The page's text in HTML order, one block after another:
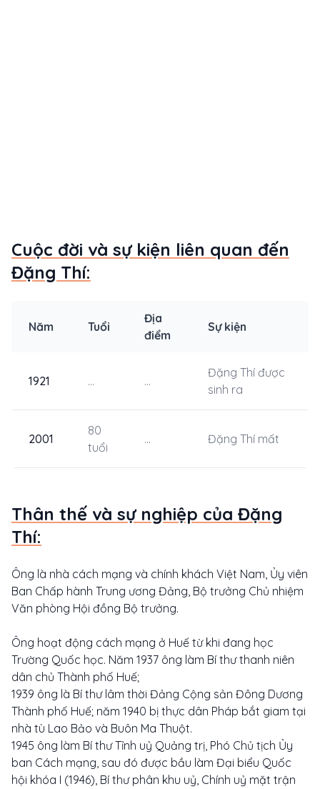
Cuộc đời và sự kiện liên quan đến
Đặng Thí:
Năm Tuổi
Địa
điểm
Sự kiện
1921 ... ...
Đặng Thí được
sinh ra
2001
80
tuổi
... Đặng Thí mất
Thân thế và sự nghiệp của Đặng
Thí:
Ông là nhà cách mạng và chính khách Việt Nam, Ủy viên
Ban Chấp hành Trung ương Đảng, Bộ trưởng Chủ nhiệm
Văn phòng Hội đồng Bộ trưởng.
Ông hoạt động cách mạng ở Huế từ khi đang học
Trường Quốc học. Năm 1937 ông làm Bí thư thanh niên
dân chủ Thành phố Huế;
1939 ông là Bí thư lâm thời Đảng Cộng sản Đông Dương
Thành phố Huế; năm 1940 bị thực dân Pháp bắt giam tại
nhà tù Lao Bảo và Buôn Ma Thuột.
1945 ông làm Bí thư Tỉnh uỷ Quảng trị, Phó Chủ tịch Ủy
ban Cách mạng, sau đó được bầu làm Đại biểu Quốc
hội khóa I (1946), Bí thư phân khu uỷ, Chính uỷ mặt trận